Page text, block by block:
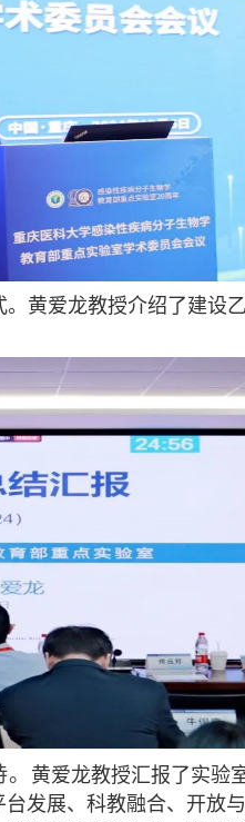
黄爱龙教授介绍了建
黄爱龙教授汇报了实验
发展、科教融合、开放